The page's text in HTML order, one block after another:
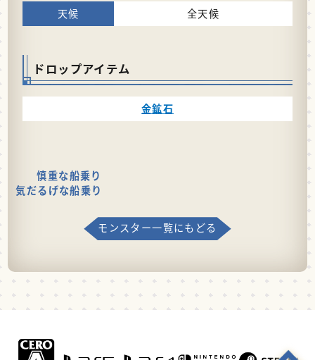
全天候
ドロップアイテム
金鉱石
慎重な船乗り
気だるげな船乗り
モンスター一覧にもどる